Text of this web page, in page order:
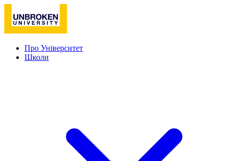
Про Університет
Школи